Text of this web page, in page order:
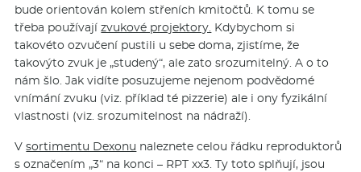
bude orientován kolem střeních kmitočtů. K tomu se
třeba používajízvukové projektory. Kdybychom si
takovéto ozvučení pustili u sebe doma, zjistíme, že
takovýto zvuk je „studený“, ale zato srozumitelný. A o to
nám šlo. Jak vidíte posuzujeme nejenom podvědomé
vnímání zvuku (viz. příklad té pizzerie) ale i ony fyzikální
vlastnosti (viz. srozumitelnost na nádraží).
Vsortimentu Dexonu naleznete celou řádku reproduktorů
s označením „3“ na konci – RPT xx3. Ty toto splňují, jsou